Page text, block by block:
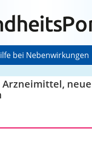
bei Nebenwirkungen
neue